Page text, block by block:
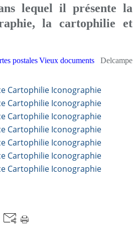
lequel il présente la
la cartophilie et
postalesVieux documents Delcampe